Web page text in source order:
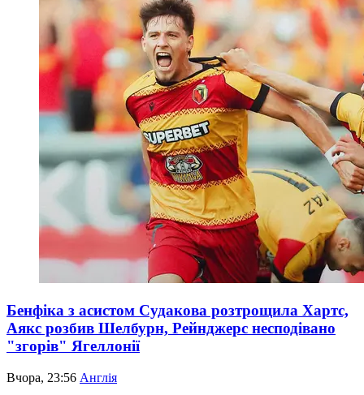
Бенфіка з асистом Судакова розтрощила Хартс,
Аякс розбив Шелбурн, Рейнджерс несподівано
"згорів" Ягеллонії
Вчора, 23:56 Англія